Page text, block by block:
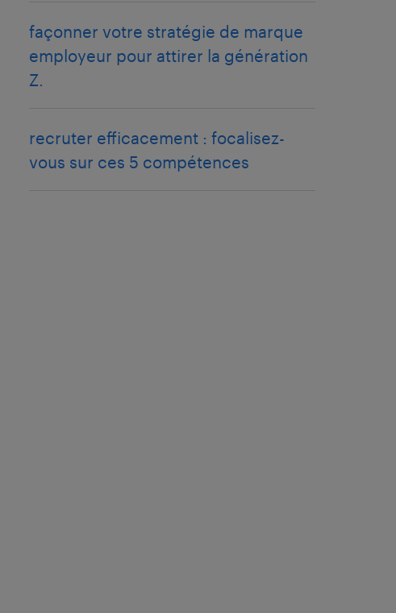
façonner votre stratégie de marque
employeur pour attirer la génération
Z.
recruter efficacement : focalisez-
vous sur ces 5 compétences